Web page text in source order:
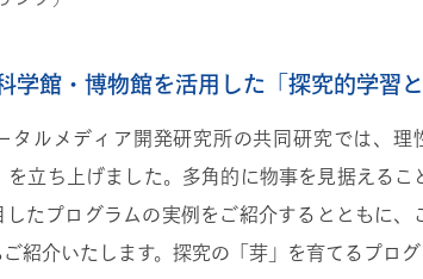
館・博物館を活用した「探究的学習と
タルメディア開発研究所の共同研究では、
を立ち上げました。多角的に物事を見据える
したプログラムの実例をご紹介するとともに
紹介いたします。探究の「芽」を育てるプロ